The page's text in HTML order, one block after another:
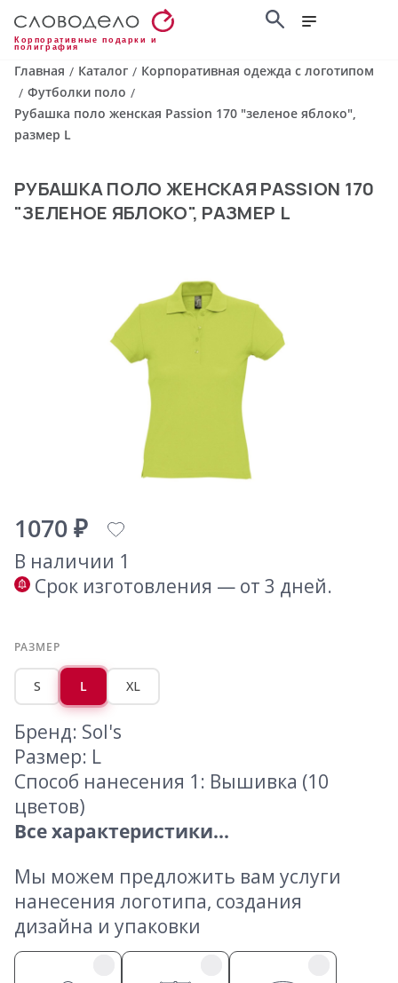
Корпоративные подарки и
полиграфия
Главная / Каталог / Корпоративная одежда с логотипом
/ Футболки поло /
Рубашка поло женская Passion 170 "зеленое яблоко",
размер L
РУБАШКА ПОЛО ЖЕНСКАЯ PASSION 170
"ЗЕЛЕНОЕ ЯБЛОКО", РАЗМЕР L
1070 ₽
В наличии 1
Срок изготовления — от 3 дней.
РАЗМЕР
S L XL
Бренд: Sol's
Размер: L
Способ нанесения 1: Вышивка (10
цветов)
Все характеристики...
Мы можем предложить вам услуги
нанесения логотипа, создания
дизайна и упаковки